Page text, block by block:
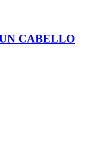
CABELLO